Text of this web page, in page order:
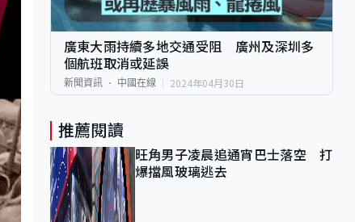
廣東大雨持續多地交通受阻 廣州及深圳多
個航班取消或延誤
新聞資訊 中國在線 2024年04月30日
推薦閱讀
旺角男子凌晨追通宵巴士落空 打
爆擋風玻璃逃去